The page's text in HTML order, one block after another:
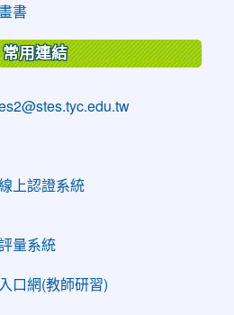
書
常用連結
上認證系統
量系統
口網(教師研習)